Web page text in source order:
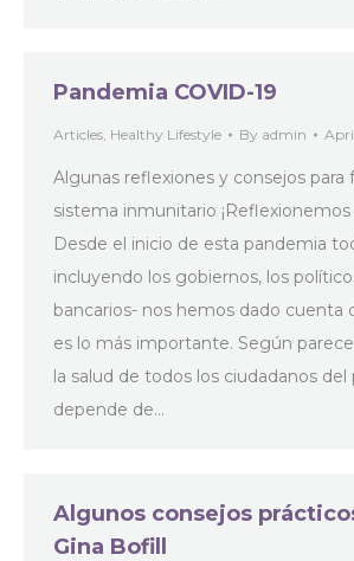
Pandemia COVID-19
Articles, Healthy Lifestyle By admin
Algunas reflexiones y consejos para
sistema inmunitario ¡Reflexionemos
Desde el inicio de esta pandemia
incluyendo los gobiernos, los
bancarios- nos hemos dado cuenta
es lo más importante. Según
la salud de todos los ciudadanos del
depende de…
Algunos consejos
Gina Bofill